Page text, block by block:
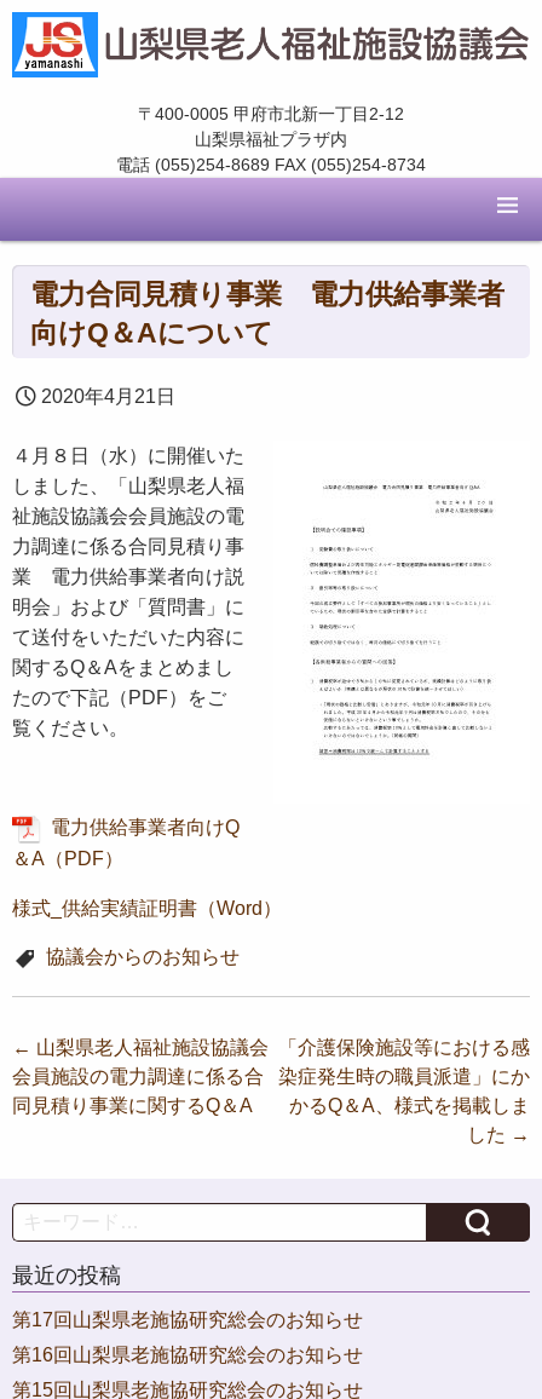
〒400-0005 甲府市北新一丁目2-12
山梨県福祉プラザ内
電話 (055)254-8689 FAX (055)254-8734
電力合同見積り事業 電力供給事業者
向けQ＆Aについて
2020年4月21日
４月８日（水）に開催いた
しました、「山梨県老人福
祉施設協議会会員施設の電
力調達に係る合同見積り事
業 電力供給事業者向け説
明会」および「質問書」に
て送付をいただいた内容に
関するQ＆Aをまとめまし
たので下記（PDF）をご
覧ください。
電力供給事業者向けQ
＆A（PDF）
様式_供給実績証明書（Word）
協議会からのお知らせ
投
稿
ゲ
ー
シ
ョ
ン
← 山梨県老人福祉施設協議会
会員施設の電力調達に係る合
同見積り事業に関するQ＆A
「介護保険施設等における感
染症発生時の職員派遣」にか
かるQ＆A、様式を掲載しま
した →
Search
最近の投稿
第17回山梨県老施協研究総会のお知らせ
第16回山梨県老施協研究総会のお知らせ
第15回山梨県老施協研究総会のお知らせ